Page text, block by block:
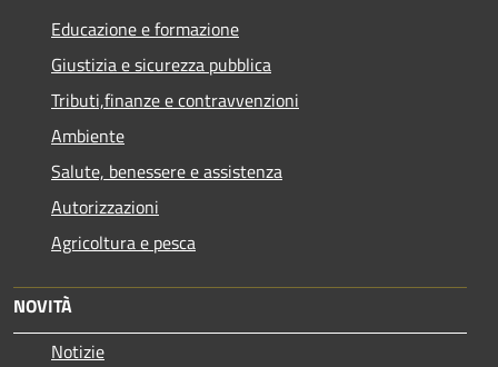
Educazione e formazione
Giustizia e sicurezza pubblica
Tributi,finanze e contravvenzioni
Ambiente
Salute, benessere e assistenza
Autorizzazioni
Agricoltura e pesca
NOVITÀ
Notizie